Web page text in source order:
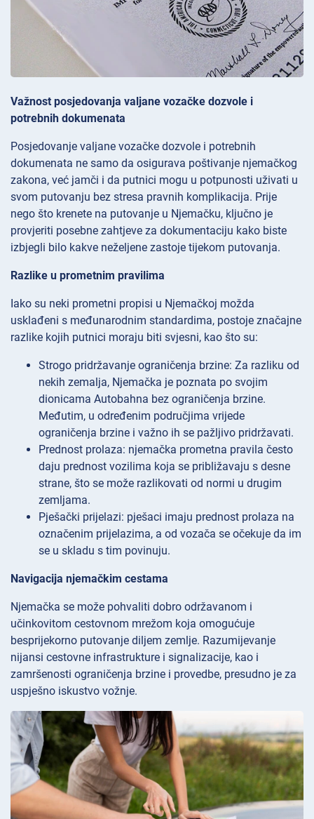
Važnost posjedovanja valjane vozačke dozvole i
potrebnih dokumenata
Posjedovanje valjane vozačke dozvole i potrebnih
dokumenata ne samo da osigurava poštivanje njemačkog
zakona, već jamči i da putnici mogu u potpunosti uživati u
svom putovanju bez stresa pravnih komplikacija. Prije
nego što krenete na putovanje u Njemačku, ključno je
provjeriti posebne zahtjeve za dokumentaciju kako biste
izbjegli bilo kakve neželjene zastoje tijekom putovanja.
Razlike u prometnim pravilima
Iako su neki prometni propisi u Njemačkoj možda
usklađeni s međunarodnim standardima, postoje značajne
razlike kojih putnici moraju biti svjesni, kao što su:
Strogo pridržavanje ograničenja brzine: Za razliku od
nekih zemalja, Njemačka je poznata po svojim
dionicama Autobahna bez ograničenja brzine.
Međutim, u određenim područjima vrijede
ograničenja brzine i važno ih se pažljivo pridržavati.
Prednost prolaza: njemačka prometna pravila često
daju prednost vozilima koja se približavaju s desne
strane, što se može razlikovati od normi u drugim
zemljama.
Pješački prijelazi: pješaci imaju prednost prolaza na
označenim prijelazima, a od vozača se očekuje da im
se u skladu s tim povinuju.
Navigacija njemačkim cestama
Njemačka se može pohvaliti dobro održavanom i
učinkovitom cestovnom mrežom koja omogućuje
besprijekorno putovanje diljem zemlje. Razumijevanje
nijansi cestovne infrastrukture i signalizacije, kao i
zamršenosti ograničenja brzine i provedbe, presudno je za
uspješno iskustvo vožnje.